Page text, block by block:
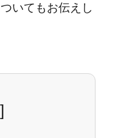
いてもお伝えし
]